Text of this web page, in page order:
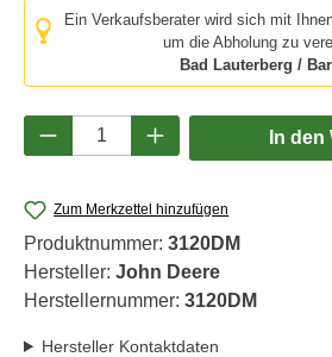
Ein Verkaufsberater wird sich mit
um die Abholung zu
Bad Lauterberg /
Produkt Anzahl: Gib den
In
Zum Merkzettel hinzufügen
Produktnummer: 3120DM
Hersteller: John Deere
Herstellernummer: 3120DM
Hersteller Kontaktdaten